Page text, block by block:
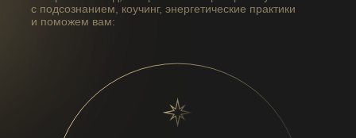
с подсознанием, коучинг, энергетические практики
и поможем вам: